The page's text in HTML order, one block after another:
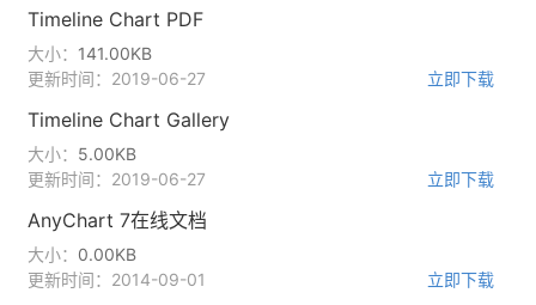
Timeline Chart PDF
大小： 141.00KB
更新时间：2019-06-27
立即下载
Timeline Chart Gallery
大小： 5.00KB
更新时间：2019-06-27
立即下载
AnyChart 7在线文档
大小： 0.00KB
更新时间：2014-09-01
立即下载